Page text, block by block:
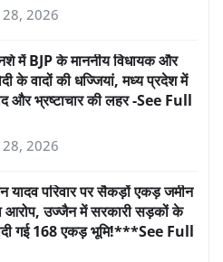
28, 2026
में BJP के माननीय विधायक और
के वादों की धज्जियां, मध्य प्रदेश में
और भ्रष्टाचार की लहर -See Full
28, 2026
यादव परिवार पर सैकड़ों एकड़ जमीन
आरोप, उज्जैन में सरकारी सड़कों के
गई 168 एकड़ भूमि!***See Full